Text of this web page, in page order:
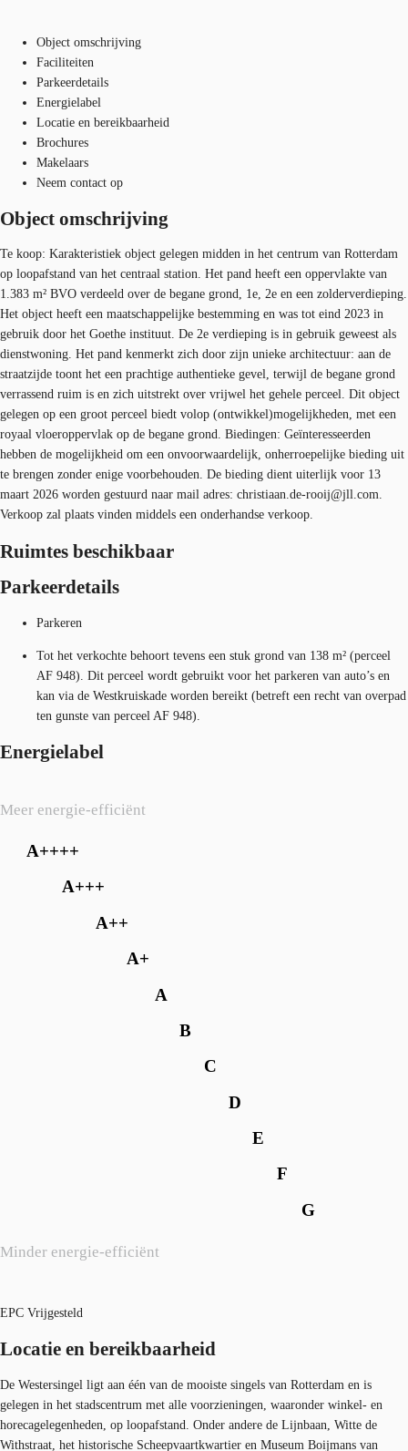
Object omschrijving
Faciliteiten
Parkeerdetails
Energielabel
Locatie en bereikbaarheid
Brochures
Makelaars
Neem contact op
Object omschrijving
Te koop: Karakteristiek object gelegen midden in het centrum van Rotterdam
op loopafstand van het centraal station. Het pand heeft een oppervlakte van
1.383 m² BVO verdeeld over de begane grond, 1e, 2e en een zolderverdieping.
Het object heeft een maatschappelijke bestemming en was tot eind 2023 in
gebruik door het Goethe instituut. De 2e verdieping is in gebruik geweest als
dienstwoning. Het pand kenmerkt zich door zijn unieke architectuur: aan de
straatzijde toont het een prachtige authentieke gevel, terwijl de begane grond
verrassend ruim is en zich uitstrekt over vrijwel het gehele perceel. Dit object
gelegen op een groot perceel biedt volop (ontwikkel)mogelijkheden, met een
royaal vloeroppervlak op de begane grond. Biedingen: Geïnteresseerden
hebben de mogelijkheid om een onvoorwaardelijk, onherroepelijke bieding uit
te brengen zonder enige voorbehouden. De bieding dient uiterlijk voor 13
maart 2026 worden gestuurd naar mail adres: christiaan.de-rooij@jll.com.
Verkoop zal plaats vinden middels een onderhandse verkoop.
Ruimtes beschikbaar
Parkeerdetails
Parkeren
Tot het verkochte behoort tevens een stuk grond van 138 m² (perceel
AF 948). Dit perceel wordt gebruikt voor het parkeren van auto’s en
kan via de Westkruiskade worden bereikt (betreft een recht van overpad
ten gunste van perceel AF 948).
Energielabel
Meer energie-efficiënt
Minder energie-efficiënt
A++++
A+++
A++
A+
A
B
C
D
E
F
G
EPC Vrijgesteld
Locatie en bereikbaarheid
De Westersingel ligt aan één van de mooiste singels van Rotterdam en is
gelegen in het stadscentrum met alle voorzieningen, waaronder winkel- en
horecagelegenheden, op loopafstand. Onder andere de Lijnbaan, Witte de
Withstraat, het historische Scheepvaartkwartier en Museum Boijmans van